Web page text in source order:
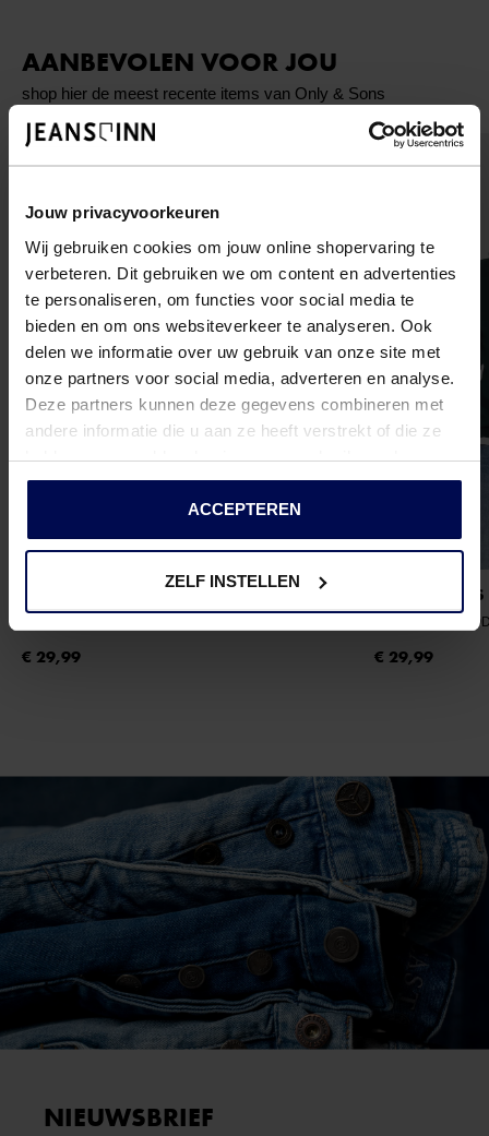
Jouw privacyvoorkeuren
Wij gebruiken cookies om jouw online shopervaring te
verbeteren. Dit gebruiken we om content en advertenties
te personaliseren, om functies voor social media te
bieden en om ons websiteverkeer te analyseren. Ook
delen we informatie over uw gebruik van onze site met
onze partners voor social media, adverteren en analyse.
Deze partners kunnen deze gegevens combineren met
andere informatie die u aan ze heeft verstrekt of die ze
hebben verzameld op basis van uw gebruik van hun
services.
ACCEPTEREN
ZELF INSTELLEN
AANBEVOLEN VOOR JOU
shop hier de meest recente items van Only & Sons
€ 29,99
ONLY & SONS
ONSCERES
€ 29,99
NIEUWSBRIEF